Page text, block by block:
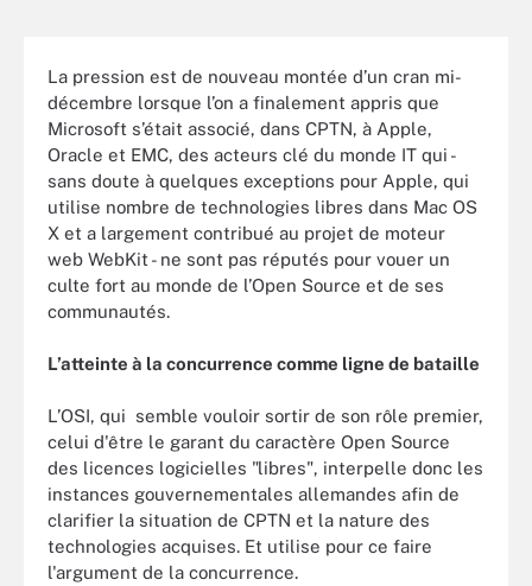
La pression est de nouveau montée d’un cran mi-
décembre lorsque l’on a finalement appris que
Microsoft s’était associé, dans CPTN, à Apple,
Oracle et EMC, des acteurs clé du monde IT qui -
sans doute à quelques exceptions pour Apple, qui
utilise nombre de technologies libres dans Mac OS
X et a largement contribué au projet de moteur
web WebKit - ne sont pas réputés pour vouer un
culte fort au monde de l’Open Source et de ses
communautés.
L’atteinte à la concurrence comme ligne de bataille
L’OSI, qui semble vouloir sortir de son rôle premier,
celui d'être le garant du caractère Open Source
des licences logicielles "libres", interpelle donc les
instances gouvernementales allemandes afin de
clarifier la situation de CPTN et la nature des
technologies acquises. Et utilise pour ce faire
l'argument de la concurrence.